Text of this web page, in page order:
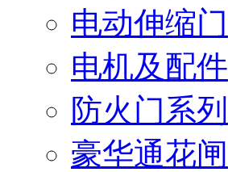
电动伸缩门
电机及配件
防火门系列
豪华通花闸